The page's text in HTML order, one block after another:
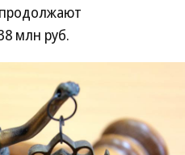
млн руб.